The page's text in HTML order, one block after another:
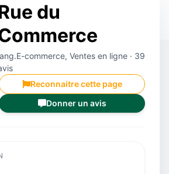
du
commerce, Ventes en ligne · 39
Reconnaitre cette page
Donner un avis